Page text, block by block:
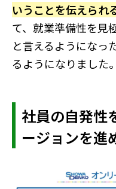
いうことを伝えられ
て、就業準備性を見
と言えるようになっ
るようになりました。
社員の自発性
ージョンを進